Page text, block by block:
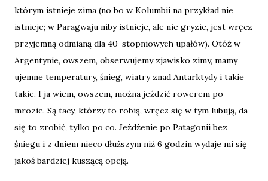
którym istnieje zima (no bo w Kolumbii na przykład nie
istnieje; w Paragwaju niby istnieje, ale nie gryzie, jest wręcz
przyjemną odmianą dla 40-stopniowych upałów). Otóż w
Argentynie, owszem, obserwujemy zjawisko zimy, mamy
ujemne temperatury, śnieg, wiatry znad Antarktydy i takie
takie. I ja wiem, owszem, można jeździć rowerem po
mrozie. Są tacy, którzy to robią, wręcz się w tym lubują, da
się to zrobić, tylko po co. Jeżdżenie po Patagonii bez
śniegu i z dniem nieco dłuższym niż 6 godzin wydaje mi się
jakoś bardziej kuszącą opcją.